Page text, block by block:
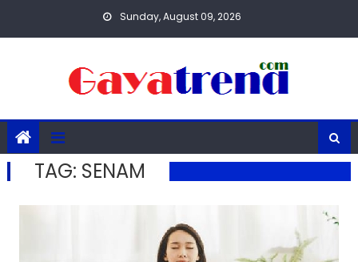
Sunday, August 09, 2026
TAG: SENAM